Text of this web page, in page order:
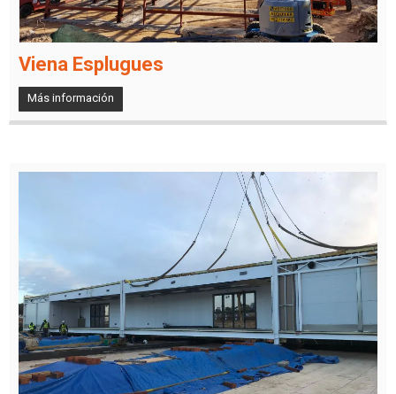
Viena Esplugues
Más información